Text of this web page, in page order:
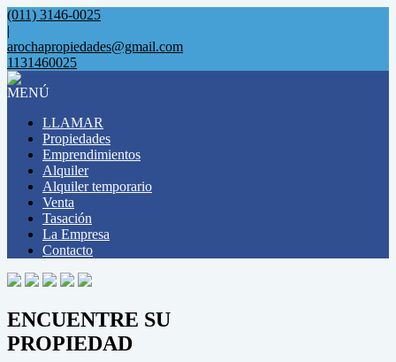
(011) 3146-0025
|
arochapropiedades@gmail.com
1131460025
MENÚ
LLAMAR
Propiedades
Emprendimientos
Alquiler
Alquiler temporario
Venta
Tasación
La Empresa
Contacto
ENCUENTRE SU
PROPIEDAD